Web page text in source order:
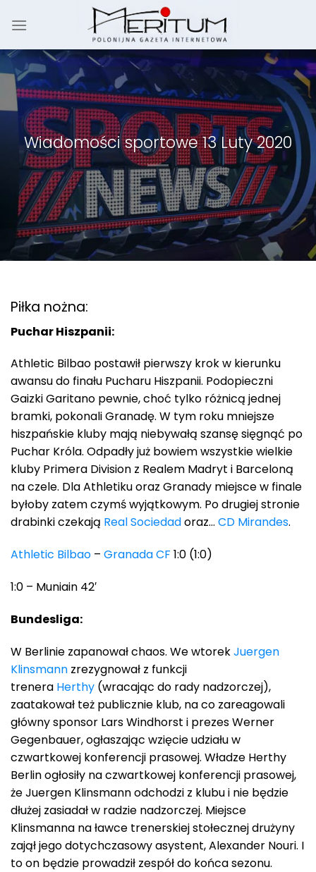
Wiadomości sportowe 13 Luty 2020
Piłka nożna:
Puchar Hiszpanii:
Athletic Bilbao postawił pierwszy krok w kierunku
awansu do finału Pucharu Hiszpanii. Podopieczni
Gaizki Garitano pewnie, choć tylko różnicą jednej
bramki, pokonali Granadę. W tym roku mniejsze
hiszpańskie kluby mają niebywałą szansę sięgnąć po
Puchar Króla. Odpadły już bowiem wszystkie wielkie
kluby Primera Division z Realem Madryt i Barceloną
na czele. Dla Athletiku oraz Granady miejsce w finale
byłoby zatem czymś wyjątkowym. Po drugiej stronie
drabinki czekają Real Sociedadoraz… CD Mirandes.
Athletic Bilbao – Granada CF 1:0 (1:0)
1:0 – Muniain 42′
Bundesliga:
W Berlinie zapanował chaos. We wtorekJuergen
Klinsmann zrezygnował z funkcji
trenera Herthy (wracając do rady nadzorczej),
zaatakował też publicznie klub, na co zareagowali
główny sponsor Lars Windhorst i prezes Werner
Gegenbauer, ogłaszając wzięcie udziału w
czwartkowej konferencji prasowej. Władze Herthy
Berlin ogłosiły na czwartkowej konferencji prasowej,
że Juergen Klinsmann odchodzi z klubu i nie będzie
dłużej zasiadał w radzie nadzorczej. Miejsce
Klinsmanna na ławce trenerskiej stołecznej drużyny
zajął jego dotychczasowy asystent, Alexander Nouri. I
to on będzie prowadził zespół do końca sezonu.